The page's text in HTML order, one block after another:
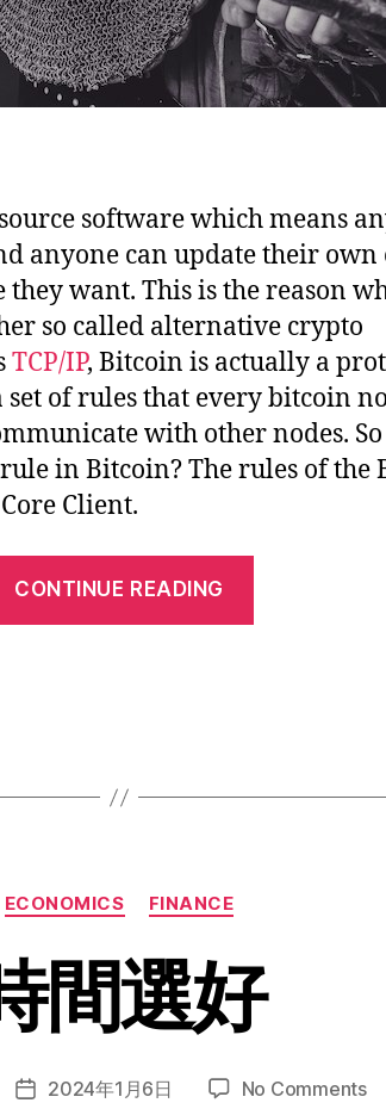
software which means
anyone can update their own
want. This is the reason
so called alternative crypto
TCP/IP, Bitcoin is actually a
of rules that every bitcoin
with other nodes.
in Bitcoin? The rules of the
Client.
CONTINUE READING
Categories
ECONOMICS FINANCE
間選好
Post2024年1月6日 No Comments